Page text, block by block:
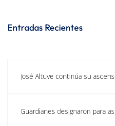
Entradas Recientes
José Altuve continúa su
Guardianes designaron para